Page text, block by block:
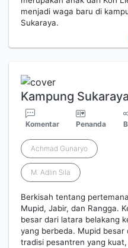
menjadi waga baru di
Sukaraya.
Kampung
Komentar Penanda
Achmad Gunaryo
M. Adlin Sila
Berkisah tentang
Mupid, Jabir, dan Rangga.
besar dari latara belakang
yang berbeda. Mupid besar
tradisi pesantren yang kuat,